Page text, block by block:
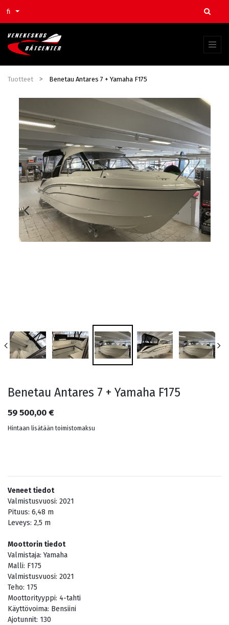
fi
Tuotteet Benetau Antares 7 + Yamaha F175
Benetau Antares 7 + Yamaha F175
59 500,00€
Hintaan lisätään toimistomaksu
Veneet tiedot
Valmistusvuosi: 2021
Pituus: 6,48 m
Leveys: 2,5 m
Moottorin tiedot
Valmistaja:Yamaha
Malli: F175
Valmistusvuosi: 2021
Teho: 175
Moottorityyppi: 4-tahti
Käyttövoima: Bensiini
Ajotunnit: 130